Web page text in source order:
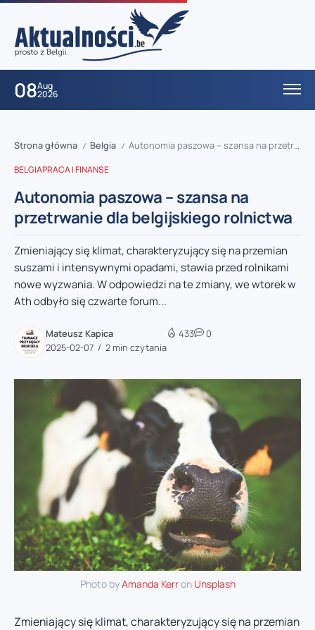
08Aug
2026
Strona główna / Belgia / Autonomia paszowa – szansa na przetrwanie dla belgijskiego rolnictwa
BELGIAPRACA I FINANSE
Autonomia paszowa – szansa na
przetrwanie dla belgijskiego rolnictwa
Zmieniający się klimat, charakteryzujący się na przemian
suszami i intensywnymi opadami, stawia przed rolnikami
nowe wyzwania. W odpowiedzi na te zmiany, we wtorek w
Ath odbyło się czwarte forum...
Mateusz Kapica
2025-02-07
2 min czytania
433 0
Photo byAmanda Kerron Unsplash
Zmieniający się klimat, charakteryzujący się na przemian